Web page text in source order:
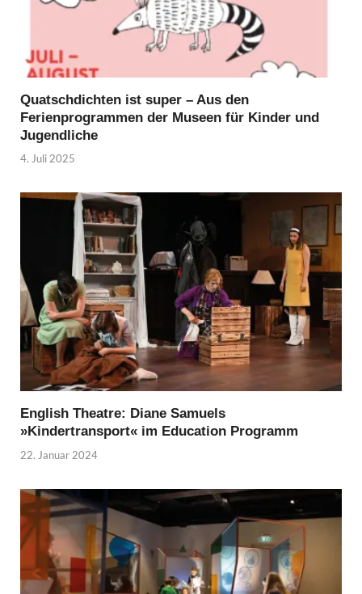
Quatschdichten ist super – Aus den
Ferienprogrammen der Museen für Kinder und
Jugendliche
4. Juli 2025
English Theatre: Diane Samuels
»Kindertransport« im Education Programm
22. Januar 2024